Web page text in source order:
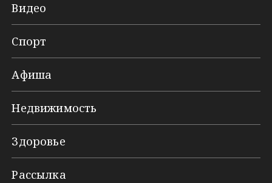
Видео
Спорт
Афиша
Недвижимость
Здоровье
Рассылка